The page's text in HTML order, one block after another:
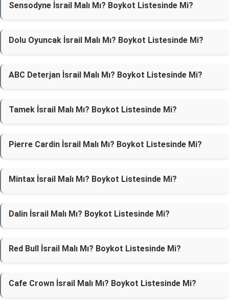
Sensodyne İsrail Malı Mı? Boykot Listesinde Mi?
Dolu Oyuncak İsrail Malı Mı? Boykot Listesinde Mi?
ABC Deterjan İsrail Malı Mı? Boykot Listesinde Mi?
Tamek İsrail Malı Mı? Boykot Listesinde Mi?
Pierre Cardin İsrail Malı Mı? Boykot Listesinde Mi?
Mintax İsrail Malı Mı? Boykot Listesinde Mi?
Dalin İsrail Malı Mı? Boykot Listesinde Mi?
Red Bull İsrail Malı Mı? Boykot Listesinde Mi?
Cafe Crown İsrail Malı Mı? Boykot Listesinde Mi?